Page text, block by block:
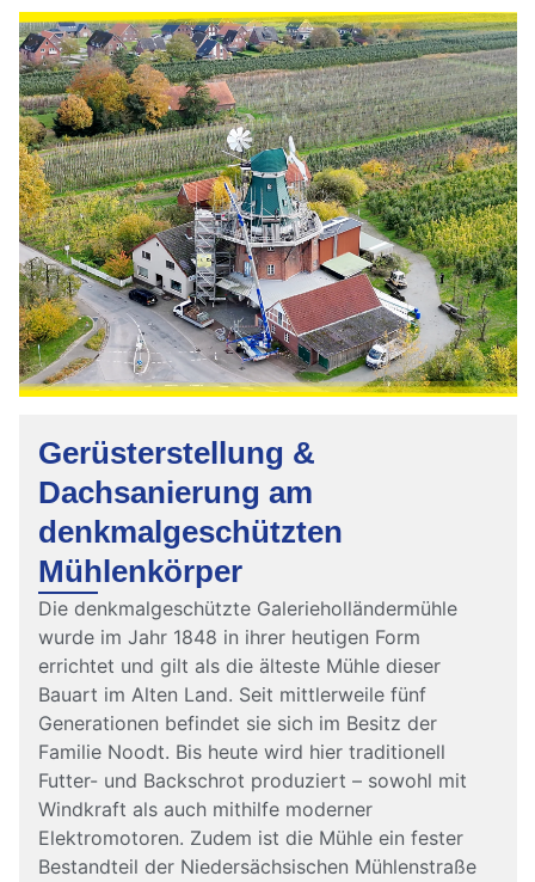
Gerüsterstellung &
Dachsanierung am
denkmalgeschützten
Mühlenkörper
Die denkmalgeschützte Galerieholländermühle
wurde im Jahr 1848 in ihrer heutigen Form
errichtet und gilt als die älteste Mühle dieser
Bauart im Alten Land. Seit mittlerweile fünf
Generationen befindet sie sich im Besitz der
Familie Noodt. Bis heute wird hier traditionell
Futter- und Backschrot produziert – sowohl mit
Windkraft als auch mithilfe moderner
Elektromotoren. Zudem ist die Mühle ein fester
Bestandteil der Niedersächsischen Mühlenstraße